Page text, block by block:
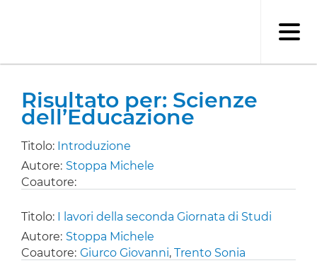
Risultato per: Scienze
dell’Educazione
Titolo: Introduzione
Autore: Stoppa Michele
Coautore:
Titolo: I lavori della seconda Giornata di Studi
Autore: Stoppa Michele
Coautore: Giurco Giovanni, Trento Sonia